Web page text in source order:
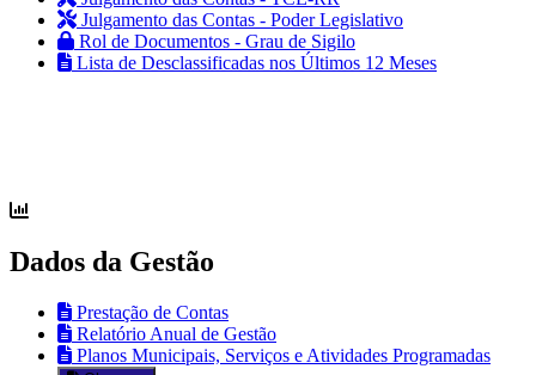
Julgamento das Contas - Poder Legislativo
Rol de Documentos - Grau de Sigilo
Lista de Desclassificadas nos Últimos 12 Meses
Dados da Gestão
Prestação de Contas
Relatório Anual de Gestão
Planos Municipais, Serviços e Atividades Programadas